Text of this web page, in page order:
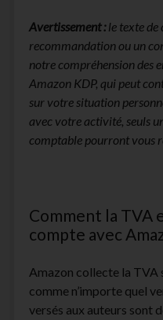
facebookinstagram
youtubeemail-
form
Avertissement :le texte de
recommandation ou un
notre compréhension des
Amazon KDP, qui peut
sur votre situation
avec votre activité, seuls
comptable pourront vous
Comment la TVA
compte avec
Amazon collecte la TVA
comme n’importe quel
versés aux auteurs sont